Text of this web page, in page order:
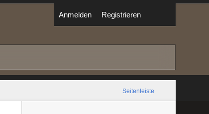
Anmelden Registrieren
Seitenleiste